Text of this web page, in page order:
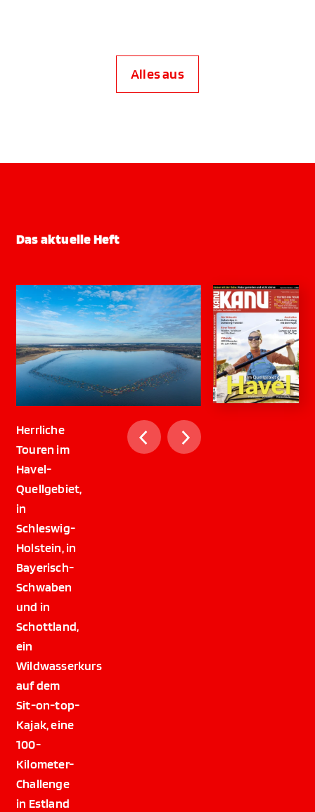
Alles aus
Das aktuelle Heft
Herrliche
Touren im
Havel-
Quellgebiet,
in
Schleswig-
Holstein, in
Bayerisch-
Schwaben
und in
Schottland,
ein
Wildwasserkurs
auf dem
Sit-on-top-
Kajak, eine
100-
Kilometer-
Challenge
in Estland